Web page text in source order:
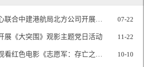
07-22
展《大突围》观影主题党日活动 11-22
10-10